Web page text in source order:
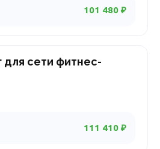
101 480 ₽
111 410 ₽
для сети фитнес-